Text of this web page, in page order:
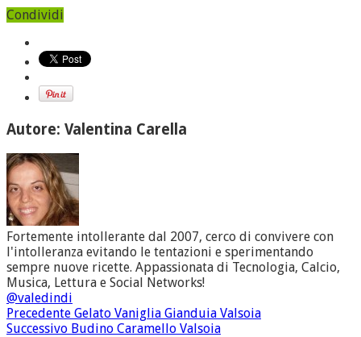
Condividi
Autore: Valentina Carella
Fortemente intollerante dal 2007, cerco di convivere con
l'intolleranza evitando le tentazioni e sperimentando
sempre nuove ricette. Appassionata di Tecnologia, Calcio,
Musica, Lettura e Social Networks!
@valedindi
Precedente Gelato Vaniglia Gianduia Valsoia
Successivo Budino Caramello Valsoia